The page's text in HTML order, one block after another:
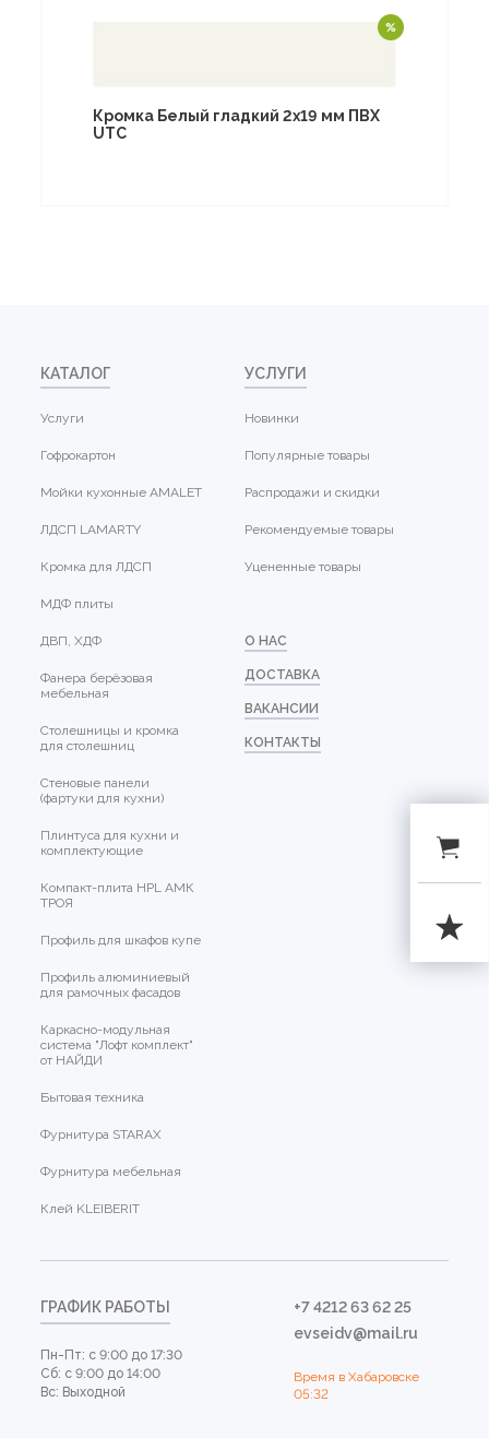
Кромка Белый гладкий 2х19 мм ПВХ
UTC
КАТАЛОГ
Услуги
Гофрокартон
Мойки кухонные AMALET
ЛДСП LAMARTY
Кромка для ЛДСП
МДФ плиты
ДВП, ХДФ
Фанера берёзовая
мебельная
Столешницы и кромка
для столешниц
Стеновые панели
(фартуки для кухни)
Плинтуса для кухни и
комплектующие
Компакт-плита HPL АМК
ТРОЯ
Профиль для шкафов купе
Профиль алюминиевый
для рамочных фасадов
Каркасно-модульная
система "Лофт комплект"
от НАЙДИ
Бытовая техника
Фурнитура STARAX
Фурнитура мебельная
Клей KLEIBERIT
УСЛУГИ
Новинки
Популярные товары
Распродажи и скидки
Рекомендуемые товары
Уцененные товары
О НАС
ДОСТАВКА
ВАКАНСИИ
КОНТАКТЫ
ГРАФИК РАБОТЫ
Пн-Пт: с 9:00 до 17:30
Сб: с 9:00 до 14:00
Вс: Выходной
+7 4212 63 62 25
evseidv@mail.ru
Время в Хабаровске
05:32